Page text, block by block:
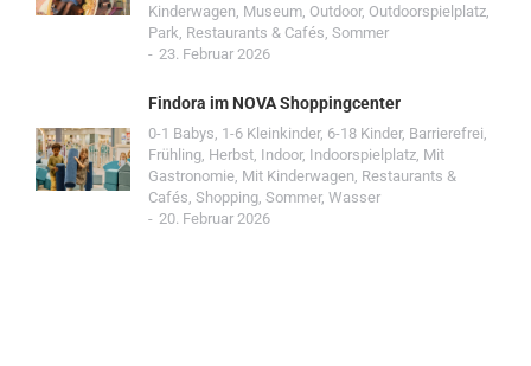
Kinderwagen, Museum, Outdoor, Outdoorspielplatz,
Park, Restaurants & Cafés, Sommer
23. Februar 2026
Findora im NOVA Shoppingcenter
0-1 Babys, 1-6 Kleinkinder, 6-18 Kinder, Barrierefrei,
Frühling, Herbst, Indoor, Indoorspielplatz, Mit
Gastronomie, Mit Kinderwagen, Restaurants &
Cafés, Shopping, Sommer, Wasser
20. Februar 2026